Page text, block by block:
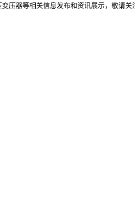
压器等相关信息发布和资讯展示，敬请关